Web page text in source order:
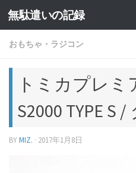
コンテンツへスキップ
無駄遣いの記録
おもちゃ・ラジコン
トミカプレ
S2000 TYPE S
BYMIZ. · 2017年1月8日